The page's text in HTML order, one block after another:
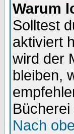
Warum
Solltest
aktiviert
wird der
bleiben,
Nach